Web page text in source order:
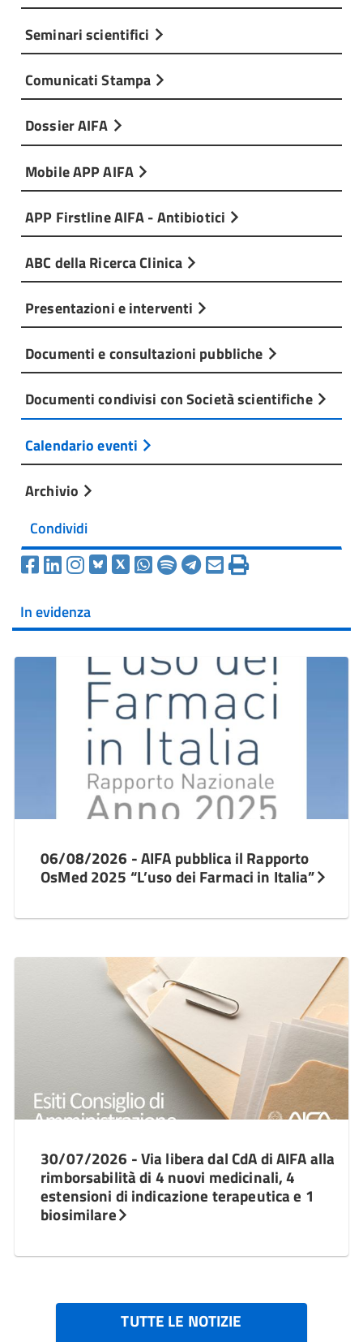
Seminari scientifici
Comunicati Stampa
Dossier AIFA
Mobile APP AIFA
APP Firstline AIFA - Antibiotici
ABC della Ricerca Clinica
Presentazioni e interventi
Documenti e consultazioni pubbliche
Documenti condivisi con Società scientifiche
Calendario eventi
Archivio
Condividi
In evidenza
06/08/2026 - AIFA pubblica il Rapporto
OsMed 2025 “L’uso dei Farmaci in Italia”
30/07/2026 - Via libera dal CdA di AIFA alla
rimborsabilità di 4 nuovi medicinali, 4
estensioni di indicazione terapeutica e 1
biosimilare
TUTTE LE NOTIZIE